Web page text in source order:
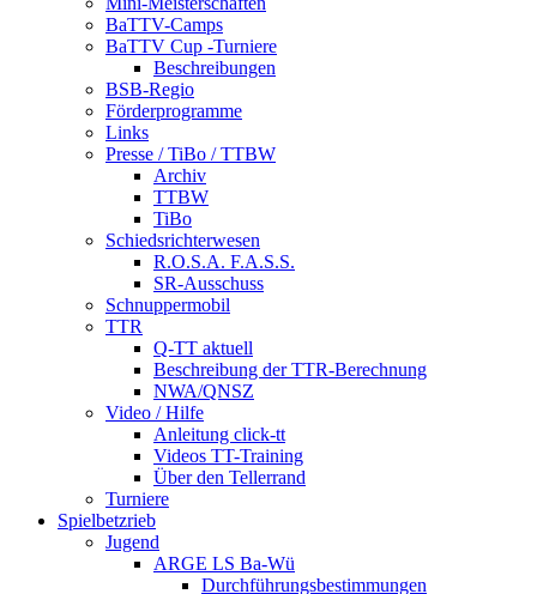
BaTTV-Camps
BaTTV Cup -Turniere
Beschreibungen
BSB-Regio
Förderprogramme
Links
Presse / TiBo / TTBW
Archiv
TTBW
TiBo
Schiedsrichterwesen
R.O.S.A. F.A.S.S.
SR-Ausschuss
Schnuppermobil
TTR
Q-TT aktuell
Beschreibung der TTR-Berechnung
NWA/QNSZ
Video / Hilfe
Anleitung click-tt
Videos TT-Training
Über den Tellerrand
Turniere
Spielbetzrieb
Jugend
ARGE LS Ba-Wü
Durchführungsbestimmungen